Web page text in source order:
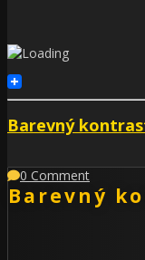
Barevný
0 Comment
Barevný